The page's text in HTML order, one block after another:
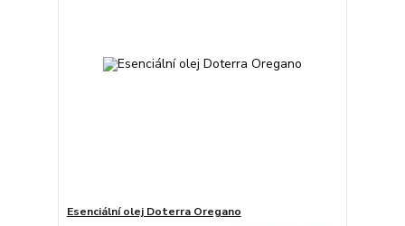
Esenciální olej Doterra Oregano